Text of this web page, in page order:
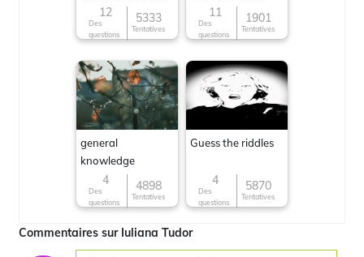
character
12
Des
questions
5333
Tentatives
now!11
Des
questions
1901
Tentatives
general
knowledge
4
Des
questions
4898
Tentatives
Guess the riddles
4
Des
questions
5870
Tentatives
Commentaires sur Iuliana Tudor